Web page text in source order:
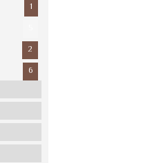
1
2
6